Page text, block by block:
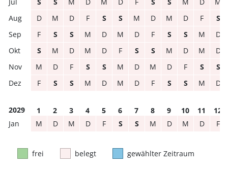
S S M D M D F S S M D
M
D
M D F S S M D M D F
S
F
S S M D M D F S S M
D
S
M D M D F S S M D M
D
M
D F S S M D M D F S
S
F
S S M D M D F S S M D
2029 1 2 3 4 5 6 7 8 9 10 11
12
M
D M D F S S M D M D F
frei belegt gewählter Zeitraum